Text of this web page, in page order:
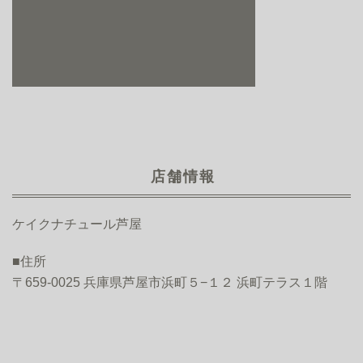
店舗情報
ケイクナチュール芦屋
■住所
〒659-0025 兵庫県芦屋市浜町５−１２ 浜町テラス１階